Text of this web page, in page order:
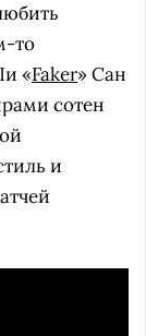
то
«Faker» Сан
сотен
и